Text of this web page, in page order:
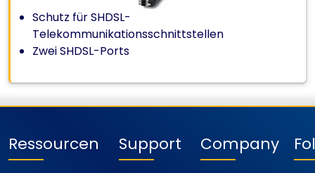
Schutz für SHDSL-
Telekommunikationsschnittstellen
Zwei SHDSL-Ports
Ressourcen Support Company